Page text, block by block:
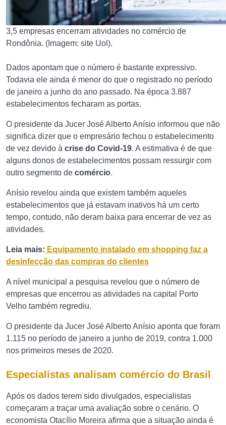
3,5 empresas encerram atividades no comércio de
Rondônia. (Imagem: site Uol).
Dados apontam que o número é bastante expressivo.
Todavia ele ainda é menor do que o registrado no período
de janeiro a junho do ano passado. Na época 3.887
estabelecimentos fecharam as portas.
O presidente da Jucer José Alberto Anísio informou que não
significa dizer que o empresário fechou o estabelecimento
de vez devido à crise do Covid-19. A estimativa é de que
alguns donos de estabelecimentos possam ressurgir com
outro segmento de comércio.
Anísio revelou ainda que existem também aqueles
estabelecimentos que já estavam inativos há um certo
tempo, contudo, não deram baixa para encerrar de vez as
atividades.
Leia mais: Equipamento instalado em shopping faz a
desinfecção das compras do clientes
A nível municipal a pesquisa revelou que o número de
empresas que encerrou as atividades na capital Porto
Velho também regrediu.
O presidente da Jucer José Alberto Anísio aponta que foram
1.115 no período de janeiro a junho de 2019, contra 1.000
nos primeiros meses de 2020.
Especialistas analisam comércio do Brasil
Após os dados terem sido divulgados, especialistas
começaram a traçar uma avaliação sobre o cenário. O
economista Otacílio Moreira afirma que a situação ainda é